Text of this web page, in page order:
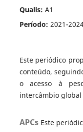
Qualis: A1
Período: 2021-
Este periódico
conteúdo,
o acesso à
intercâmbio
APCs Este